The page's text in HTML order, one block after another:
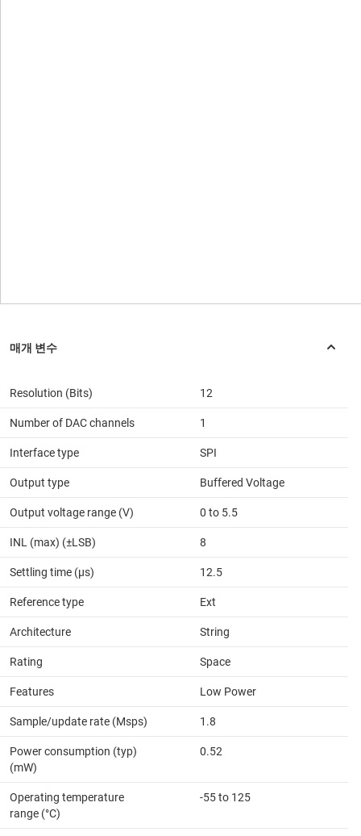
Resolution (Bits) 12
Number of DAC channels 1
Interface type SPI
Output type Buffered Voltage
Output voltage range (V) 0 to 5.5
INL (max) (±LSB) 8
Settling time (µs) 12.5
Reference type Ext
Architecture String
Rating Space
Features Low Power
Sample/update rate (Msps) 1.8
Power consumption (typ)
(mW)
0.52
Operating temperature
range (°C)
-55 to 125